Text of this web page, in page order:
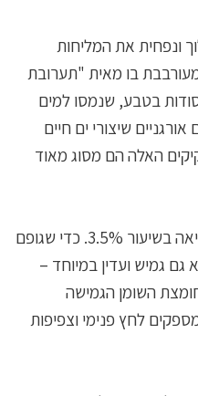
ונפחית את המליחות
בו מאית "תערובת
בטבע, שנמסו למים
שיצורי ים חיים
האלה הם מסוג מאוד
דרי הים חיים בתוך תמלחת מקפיאה בשיעור 3.5%. כדי שגופם
גמיש ועדין במיוחד –
השומן הגמישה
שמספקים לחץ פנימי וצפיפות